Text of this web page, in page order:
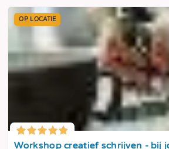
Tonen
OP LOCATIE
Workshop creatief schrijven - bij